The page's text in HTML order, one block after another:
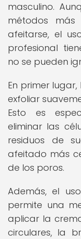
masculino.
métodos
afeitarse, el
profesional
no se pueden
En primer
exfoliar
Esto es
eliminar las
residuos de
afeitado más
de los poros.
Además, el
permite una
aplicar la
circulares, la